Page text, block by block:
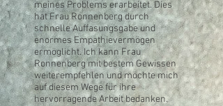
meines Problems erarbeitet. Dies
hat Frau Ronnenberg durch
schnelle Auffasungsgabe und
enormes Empathievermögen
ermöglicht. Ich kann Frau
Ronnenberg mit bestem Gewissen
weiterempfehlen und möchte mich
auf diesem Wege für ihre
hervorragende Arbeit bedanken.